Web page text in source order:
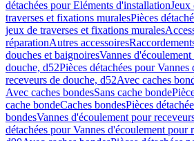
détachées pour Eléments d'installationJeux
traverses et fixations muralesPièces
jeux de traverses et fixations murales
réparationAutres accessoires
douches et baignoiresVannes
douche, d52Pièces détachées pour
receveurs de douche, d52Avec caches
Avec caches bondesSans cache bonde
cache bondeCaches bondesPièces
bondesVannes d'écoulement pour
détachées pour Vannes d'écoulement pour